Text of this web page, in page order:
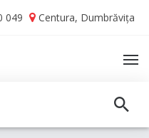
049 Centura, Dumbrăvița